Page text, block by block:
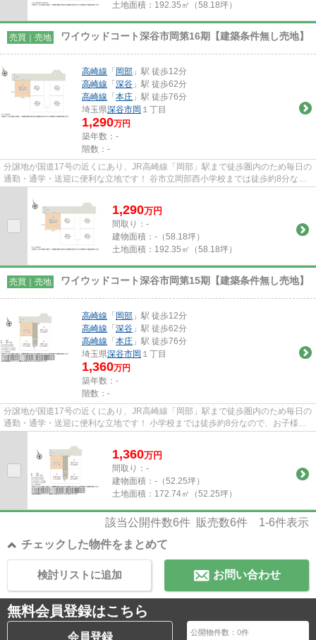
土地面積： 192.35㎡（58.18坪）
売買｜売地 ワイウッドコート深谷市岡第16期【建築条件無し売地】
高崎線 「岡部 」駅 徒歩12分
高崎線 「深谷 」駅 徒歩62分
高崎線 「本庄 」駅 徒歩76分
埼玉県深谷市岡 １丁目
1,290万円
築年数：-
階数：-
分譲地が国道17号の近くにあり、JR高崎線「岡部」駅まで徒歩圏内のため毎日の
通勤・通学・送迎に便利な立地です！ 谷市立岡部西小学校までは徒歩約8分なの
で、お子様の通学も安心です...
1,290万円
間取り：-
建物面積： -（58.18坪）
土地面積： 192.35㎡（58.18坪）
売買｜売地 ワイウッドコート深谷市岡第15期【建築条件無し売地】
高崎線 「岡部 」駅 徒歩12分
高崎線 「深谷 」駅 徒歩62分
高崎線 「本庄 」駅 徒歩76分
埼玉県深谷市岡 １丁目
1,360万円
築年数：-
階数：-
分譲地が国道17号の近くにあり、JR高崎線「岡部」駅まで徒歩圏内のため毎日の
通勤・通学・送迎に便利な立地です！ 小学校までは徒歩約8分なので、お子様の
通学も安心ですね。 スーパー...
1,360万円
間取り：-
建物面積： -（52.25坪）
土地面積： 172.74㎡（52.25坪）
該当公開件数6件 販売数6件 1-6件表示
チェックした物件をまとめて
お問い合わせ
検討リストに追加
無料会員登録はこちら
会員登録 公開物件数：0件